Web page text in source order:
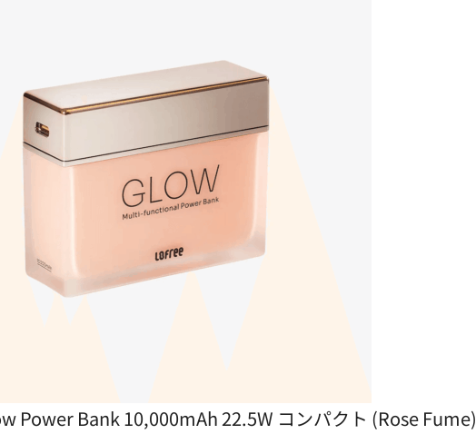
Power Bank 10,000mAh 22.5W コンパクト (Rose Fume)